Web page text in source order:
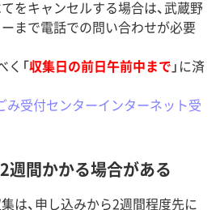
をキャンセルする場合は、武蔵野
まで電話での問い合わせが必要
く「収集日の前日午前中まで 」に済
み受付センターインターネット受
週間かかる場合がある
は、申し込みから2週間程度先に